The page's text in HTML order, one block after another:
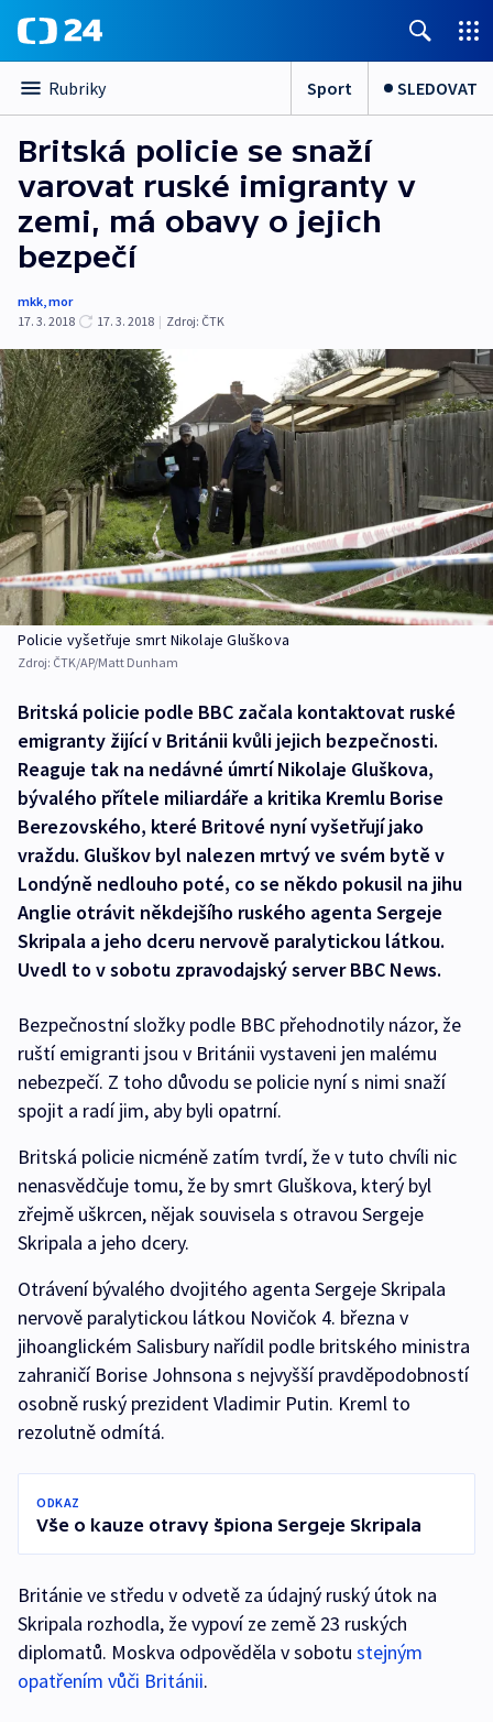
Rubriky Sport SLEDOVAT
Britská policie se snaží
varovat ruské imigranty v
zemi, má obavy o jejich
bezpečí
mkk,mor
17. 3. 2018
17. 3. 2018 | Zdroj: ČTK
Policie vyšetřuje smrt Nikolaje Gluškova
Zdroj: ČTK/AP/Matt Dunham
Britská policie podle BBC začala kontaktovat ruské
emigranty žijící v Británii kvůli jejich bezpečnosti.
Reaguje tak na nedávné úmrtí Nikolaje Gluškova,
bývalého přítele miliardáře a kritika Kremlu Borise
Berezovského, které Britové nyní vyšetřují jako
vraždu. Gluškov byl nalezen mrtvý ve svém bytě v
Londýně nedlouho poté, co se někdo pokusil na jihu
Anglie otrávit někdejšího ruského agenta Sergeje
Skripala a jeho dceru nervově paralytickou látkou.
Uvedl to v sobotu zpravodajský server BBC News.
Bezpečnostní složky podle BBC přehodnotily názor, že
ruští emigranti jsou v Británii vystaveni jen malému
nebezpečí. Z toho důvodu se policie nyní s nimi snaží
spojit a radí jim, aby byli opatrní.
Britská policie nicméně zatím tvrdí, že v tuto chvíli nic
nenasvědčuje tomu, že by smrt Gluškova, který byl
zřejmě uškrcen, nějak souvisela s otravou Sergeje
Skripala a jeho dcery.
Otrávení bývalého dvojitého agenta Sergeje Skripala
nervově paralytickou látkou Novičok 4. března v
jihoanglickém Salisbury nařídil podle britského ministra
zahraničí Borise Johnsona s nejvyšší pravděpodobností
osobně ruský prezident Vladimir Putin. Kreml to
rezolutně odmítá.
ODKAZ
Vše o kauze otravy špiona Sergeje Skripala
Británie ve středu v odvetě za údajný ruský útok na
Skripala rozhodla, že vypoví ze země 23 ruských
diplomatů. Moskva odpověděla v sobotu stejným
opatřením vůči Británii.